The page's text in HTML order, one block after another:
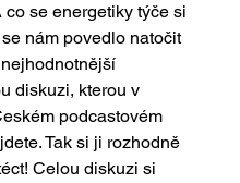
co se energetiky týče si
nám povedlo natočit
diskuzi, kterou v
podcastovém
Tak si ji rozhodně
Celou diskuzi si